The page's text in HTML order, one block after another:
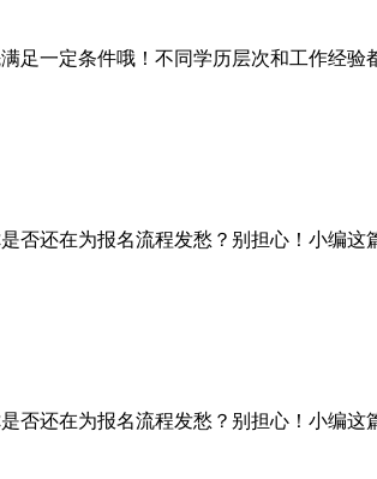
一定条件哦！不同学历层次和工作经验
还在为报名流程发愁？别担心！小编这
还在为报名流程发愁？别担心！小编这